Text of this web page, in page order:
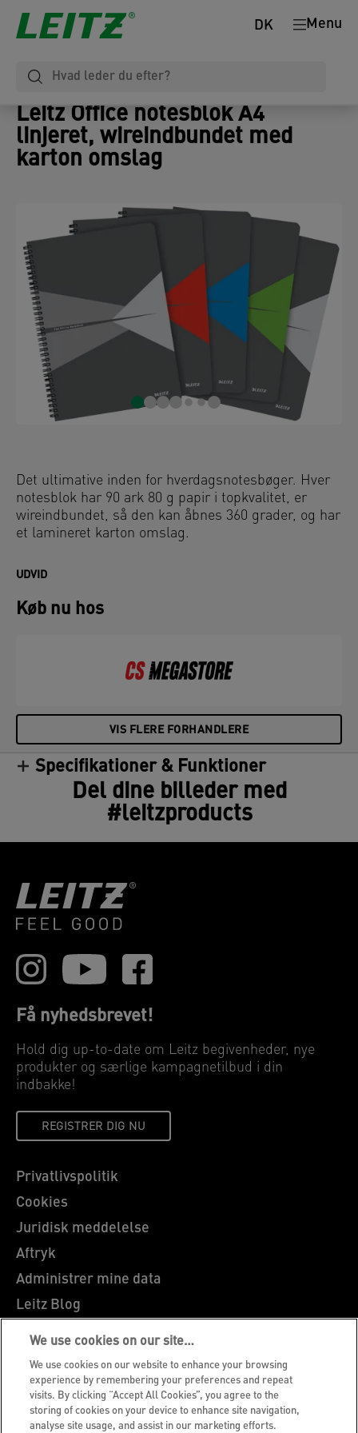
Menu
DK
Leitz Office notesblok A4
linjeret, wireindbundet med
karton omslag
Det ultimative inden for hverdagsnotesbøger. Hver
notesblok har 90 ark 80 g papir i topkvalitet, er
wireindbundet, så den kan åbnes 360 grader, og har
et lamineret karton omslag.
UDVID
Køb nu hos
VIS FLERE FORHANDLERE
Specifikationer & Funktioner
Del dine billeder med
#leitzproducts
Få nyhedsbrevet!
Hold dig up-to-date om Leitz begivenheder, nye
produkter og særlige kampagnetilbud i din
indbakke!
REGISTRER DIG NU
Privatlivspolitik
Cookies
Juridisk meddelelse
Aftryk
Administrer mine data
Leitz Blog
Karrierer
Leitz EasyPrint
Kundesupport
Garantibetingelser
We use cookies on our site…
We use cookies on our website to enhance your browsing
experience by remembering your preferences and repeat
visits. By clicking “Accept All Cookies”, you agree to the
storing of cookies on your device to enhance site navigation,
analyse site usage, and assist in our marketing efforts.